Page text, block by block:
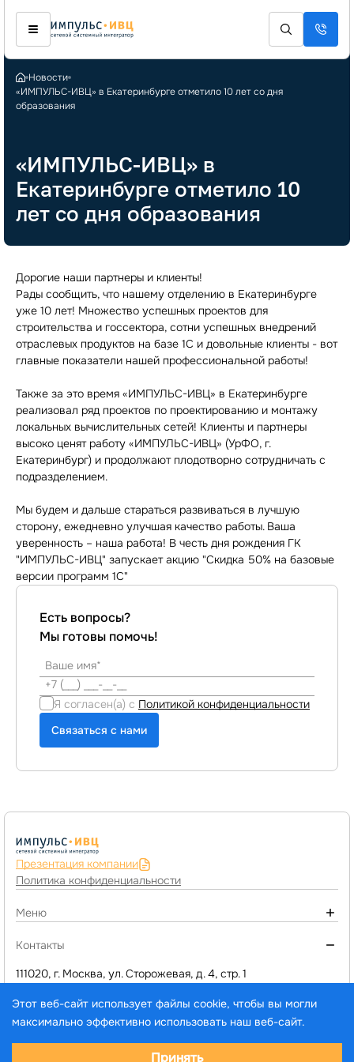
Новости
«ИМПУЛЬС-ИВЦ» в Екатеринбурге отметило 10 лет со дня
образования
«ИМПУЛЬС-ИВЦ» в
Екатеринбурге отметило 10
лет со дня образования
Дорогие наши партнеры и клиенты!
Рады сообщить, что нашему отделению в Екатеринбурге
уже 10 лет! Множество успешных проектов для
строительства и госсектора, сотни успешных внедрений
отраслевых продуктов на базе 1С и довольные клиенты - вот
главные показатели нашей профессиональной работы!
Также за это время «ИМПУЛЬС-ИВЦ» в Екатеринбурге
реализовал ряд проектов по проектированию и монтажу
локальных вычислительных сетей! Клиенты и партнеры
высоко ценят работу «ИМПУЛЬС-ИВЦ» (УрФО, г.
Екатеринбург) и продолжают плодотворно сотрудничать с
подразделением.
Мы будем и дальше стараться развиваться в лучшую
сторону, ежедневно улучшая качество работы. Ваша
уверенность – наша работа! В честь дня рождения ГК
"ИМПУЛЬС-ИВЦ" запускает акцию "Скидка 50% на базовые
версии программ 1С"
Есть вопросы?
Мы готовы помочь!
Я согласен(а) с Политикой конфиденциальности
Связаться с нами
Презентация компании
Политика конфиденциальности
Меню
О компании
Программы 1C и сервисы
Контакты
111020, г. Москва, ул. Сторожевая, д. 4, стр. 1
d1@impuls-ivc.ru
Этот веб-сайт использует файлы cookie, чтобы вы могли
максимально эффективно использовать наш веб-сайт.
Выберите настройки cookie
Принять